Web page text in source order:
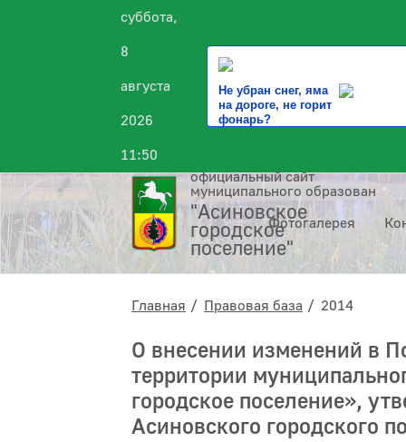
суббота,
8
августа
2026
11:50
Не убран снег, яма
на дороге, не горит
фонарь?
официальный сайт
муниципального образования
"Асиновское
городское
поселение"
Фотогалерея
Главная Правовая база 2014
О внесении изменений в
территории
городское поселение»,
Асиновского городского